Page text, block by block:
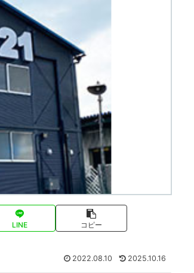
LINE コピー
2022.08.10 2025.10.16